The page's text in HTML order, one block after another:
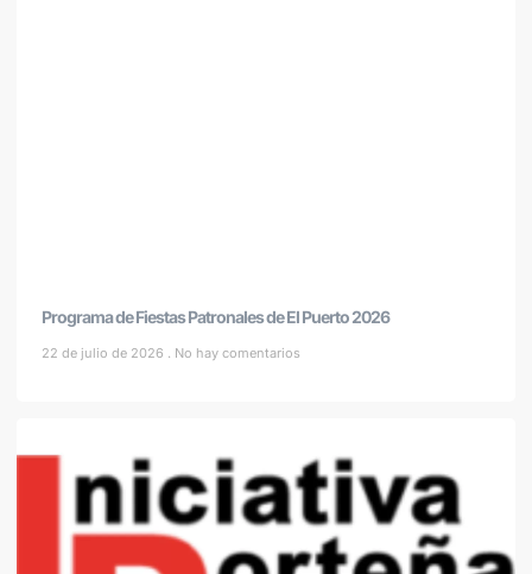
Programa de Fiestas Patronales de El Puerto 2026
22 de julio de 2026 No hay comentarios